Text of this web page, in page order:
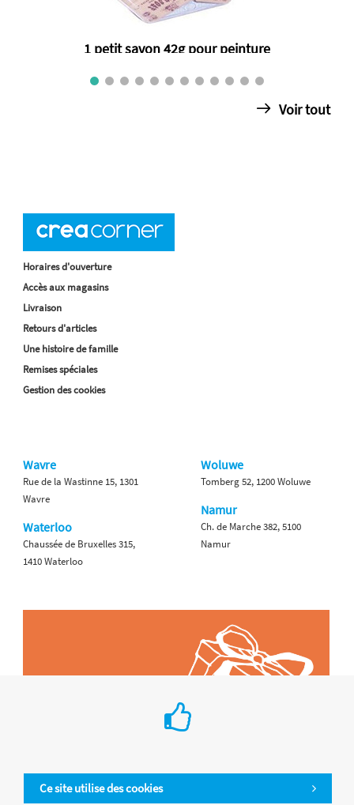
1 petit savon 42g pour peinture
Voir tout
Ce site utilise des cookies
Horaires d'ouverture
Accès aux magasins
Livraison
Retours d'articles
Une histoire de famille
Remises spéciales
Gestion des cookies
Wavre
Rue de la Wastinne 15, 1301
Wavre
Waterloo
Chaussée de Bruxelles 315,
1410 Waterloo
Woluwe
Tomberg 52, 1200 Woluwe
Namur
Ch. de Marche 382, 5100
Namur